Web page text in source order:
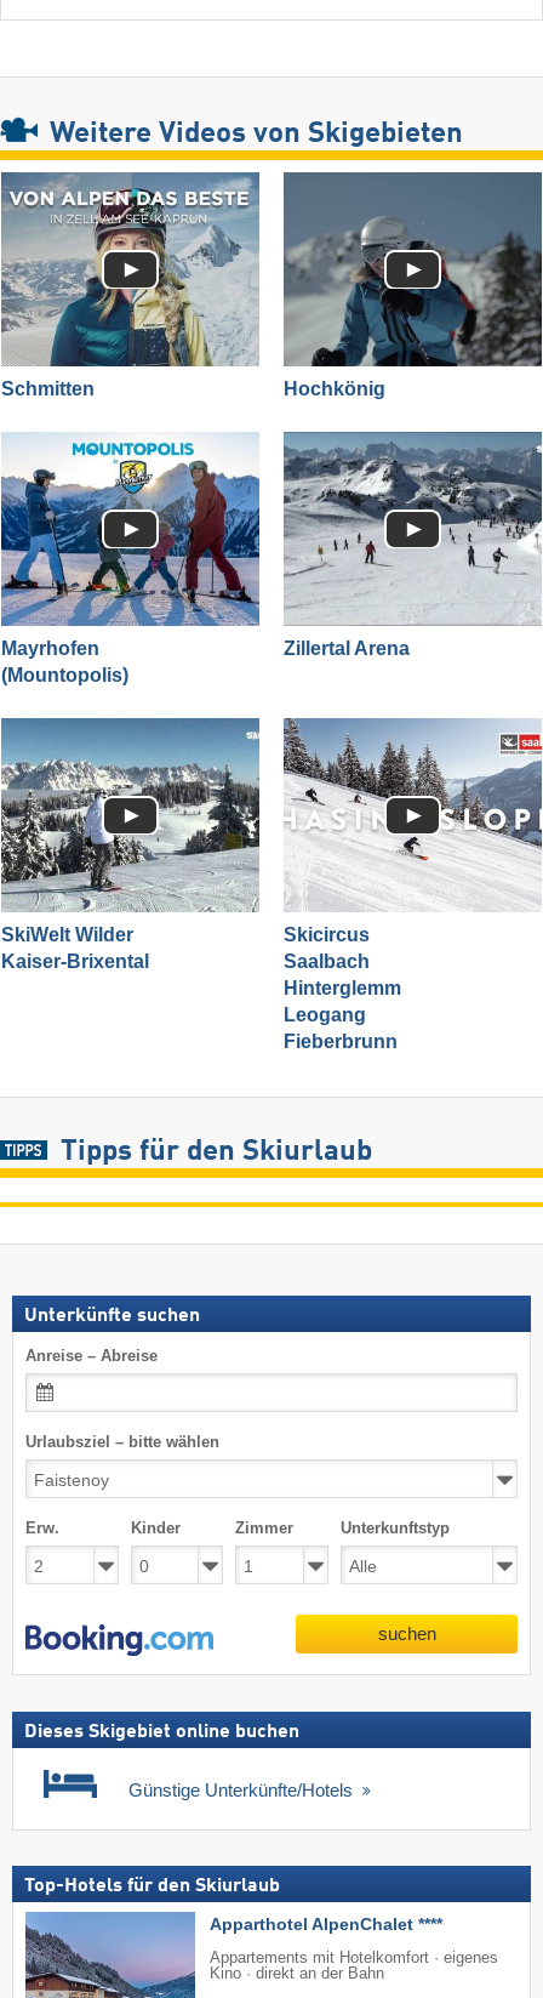
Weitere Videos von Skigebieten
Schmitten Hochkönig
Mayrhofen
(Mountopolis)
Zillertal Arena
SkiWelt Wilder
Kaiser-Brixental
Skicircus
Saalbach
Hinterglemm
Leogang
Fieberbrunn
Tipps für den Skiurlaub
Unterkünfte suchen
Anreise – Abreise
Urlaubsziel – bitte wählen
Erw. Kinder Zimmer Unterkunftstyp
suchen
Dieses Skigebiet online buchen
Günstige Unterkünfte/Hotels
Top-Hotels für den Skiurlaub
Apparthotel AlpenChalet ****
Appartements mit Hotelkomfort · eigenes
Kino · direkt an der Bahn